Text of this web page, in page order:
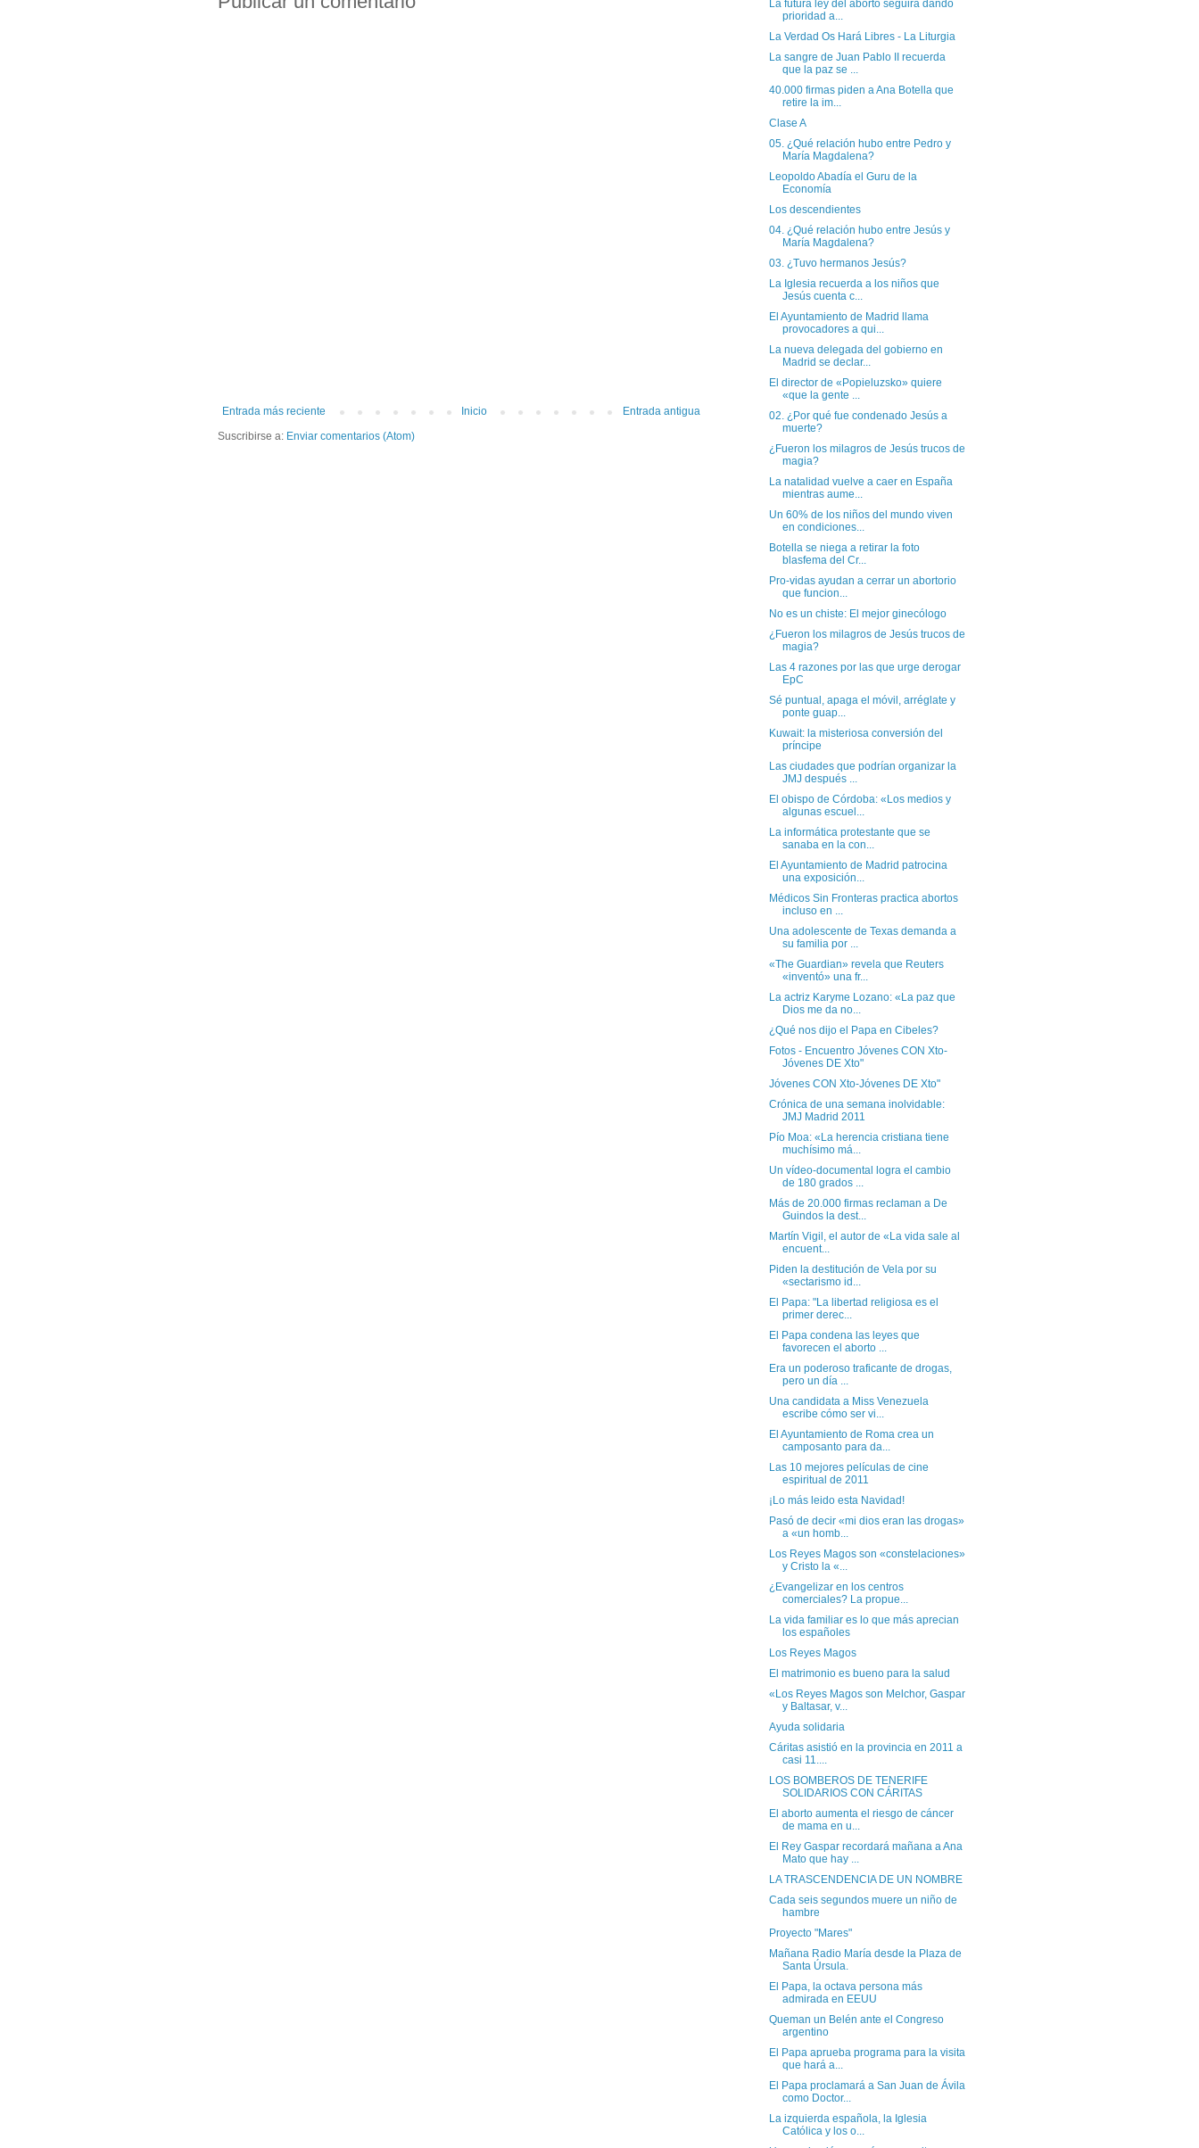
Entrada más reciente Entrada antigua
Inicio
Suscribirse a: Enviar comentarios (Atom)
La futura ley del aborto seguirá dando
prioridad a...
La Verdad Os Hará Libres - La Liturgia
La sangre de Juan Pablo II recuerda
que la paz se ...
40.000 firmas piden a Ana Botella que
retire la im...
Clase A
05. ¿Qué relación hubo entre Pedro y
María Magdalena?
Leopoldo Abadía el Guru de la
Economía
Los descendientes
04. ¿Qué relación hubo entre Jesús y
María Magdalena?
03. ¿Tuvo hermanos Jesús?
La Iglesia recuerda a los niños que
Jesús cuenta c...
El Ayuntamiento de Madrid llama
provocadores a qui...
La nueva delegada del gobierno en
Madrid se declar...
El director de «Popieluzsko» quiere
«que la gente ...
02. ¿Por qué fue condenado Jesús a
muerte?
¿Fueron los milagros de Jesús trucos de
magia?
La natalidad vuelve a caer en España
mientras aume...
Un 60% de los niños del mundo viven
en condiciones...
Botella se niega a retirar la foto
blasfema del Cr...
Pro-vidas ayudan a cerrar un abortorio
que funcion...
No es un chiste: El mejor ginecólogo
¿Fueron los milagros de Jesús trucos de
magia?
Las 4 razones por las que urge derogar
EpC
Sé puntual, apaga el móvil, arréglate y
ponte guap...
Kuwait: la misteriosa conversión del
príncipe
Las ciudades que podrían organizar la
JMJ después ...
El obispo de Córdoba: «Los medios y
algunas escuel...
La informática protestante que se
sanaba en la con...
El Ayuntamiento de Madrid patrocina
una exposición...
Médicos Sin Fronteras practica abortos
incluso en ...
Una adolescente de Texas demanda a
su familia por ...
«The Guardian» revela que Reuters
«inventó» una fr...
La actriz Karyme Lozano: «La paz que
Dios me da no...
¿Qué nos dijo el Papa en Cibeles?
Fotos - Encuentro Jóvenes CON Xto-
Jóvenes DE Xto"
Jóvenes CON Xto-Jóvenes DE Xto"
Crónica de una semana inolvidable:
JMJ Madrid 2011
Pío Moa: «La herencia cristiana tiene
muchísimo má...
Un vídeo-documental logra el cambio
de 180 grados ...
Más de 20.000 firmas reclaman a De
Guindos la dest...
Martín Vigil, el autor de «La vida sale al
encuent...
Piden la destitución de Vela por su
«sectarismo id...
El Papa: "La libertad religiosa es el
primer derec...
El Papa condena las leyes que
favorecen el aborto ...
Era un poderoso traficante de drogas,
pero un día ...
Una candidata a Miss Venezuela
escribe cómo ser vi...
El Ayuntamiento de Roma crea un
camposanto para da...
Las 10 mejores películas de cine
espiritual de 2011
¡Lo más leido esta Navidad!
Pasó de decir «mi dios eran las drogas»
a «un homb...
Los Reyes Magos son «constelaciones»
y Cristo la «...
¿Evangelizar en los centros
comerciales? La propue...
La vida familiar es lo que más aprecian
los españoles
Los Reyes Magos
El matrimonio es bueno para la salud
«Los Reyes Magos son Melchor, Gaspar
y Baltasar, v...
Ayuda solidaria
Cáritas asistió en la provincia en 2011 a
casi 11....
LOS BOMBEROS DE TENERIFE
SOLIDARIOS CON CÁRITAS
El aborto aumenta el riesgo de cáncer
de mama en u...
El Rey Gaspar recordará mañana a Ana
Mato que hay ...
LA TRASCENDENCIA DE UN NOMBRE
Cada seis segundos muere un niño de
hambre
Proyecto "Mares"
Mañana Radio María desde la Plaza de
Santa Úrsula.
El Papa, la octava persona más
admirada en EEUU
Queman un Belén ante el Congreso
argentino
El Papa aprueba programa para la visita
que hará a...
El Papa proclamará a San Juan de Ávila
como Doctor...
La izquierda española, la Iglesia
Católica y los o...